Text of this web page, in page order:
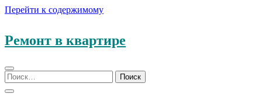
Перейти к содержимому
Ремонт в квартире